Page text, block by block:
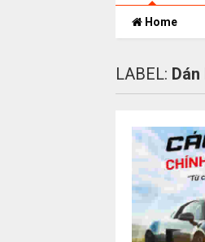
Home
LABEL: